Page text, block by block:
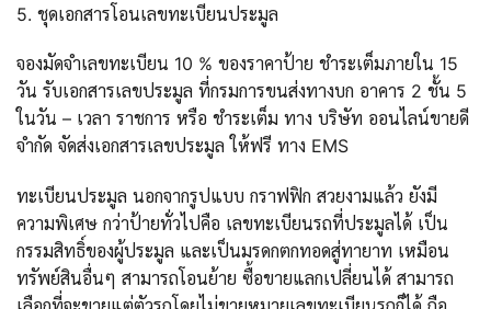
5. ชุดเอกสารโอนเลขทะเบียนประมูล
จองมัดจำเลขทะเบียน 10 % ของราคาป้าย ชำระเต็มภายใน 15
วัน รับเอกสารเลขประมูล ที่กรมการขนส่งทางบก อาคาร 2 ชั้น 5
ในวัน – เวลา ราชการ หรือ ชำระเต็ม ทาง บริษัท ออนไลน์ขายดี
จำกัด จัดส่งเอกสารเลขประมูล ให้ฟรี ทาง EMS
ทะเบียนประมูล นอกจากรูปแบบ กราฟฟิก สวยงามแล้ว ยังมี
ความพิเศษ กว่าป้ายทั่วไปคือ เลขทะเบียนรถที่ประมูลได้ เป็น
กรรมสิทธิ์ของผู้ประมูล และเป็นมรดกตกทอดสู่ทายาท เหมือน
ทรัพย์สินอื่นๆ สามารถโอนย้าย ซื้อขายแลกเปลี่ยนได้ สามารถ